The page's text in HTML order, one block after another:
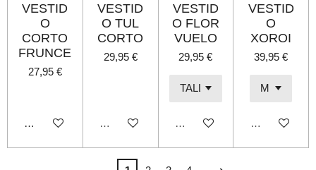
VESTID
O
CORTO
FRUNCE
27,95 €
Añadir al carrito
VESTID
O TUL
CORTO
29,95 €
Agotado
VESTID
O FLOR
VUELO
29,95 €
Agotado
VESTID
O
XOROI
39,95 €
Agotado